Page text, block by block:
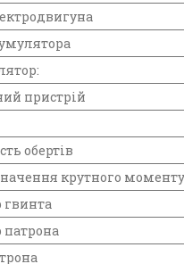
:
пристрій
обертів
крутного моменту
гвинта
патрона